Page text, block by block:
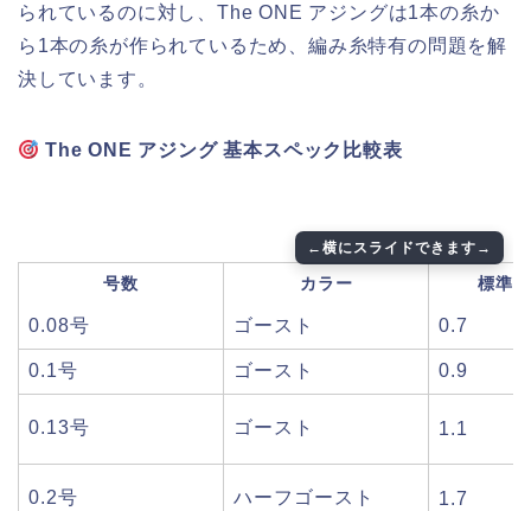
られているのに対し、The ONE アジングは1本の糸か
ら1本の糸が作られているため、編み糸特有の問題を解
決しています。
The ONE アジング 基本スペック比較表
号数 カラー 標準
0.08号 ゴースト 0.7
0.1号 ゴースト 0.9
0.13号 ゴースト 1.1
0.2号 ハーフゴースト 1.7